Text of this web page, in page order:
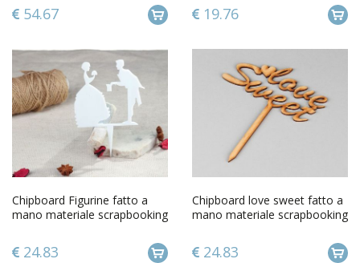
54.67 19.76
Chipboard Figurine fatto a
mano materiale scrapbooking
24.83
Chipboard love sweet fatto a
mano materiale scrapbooking
24.83